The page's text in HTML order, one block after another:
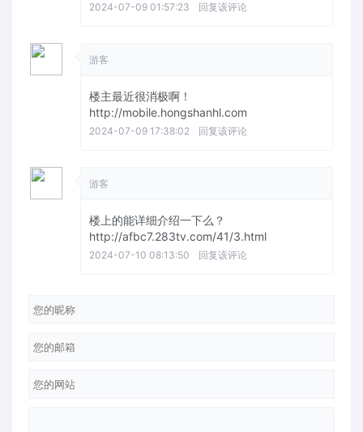
2024-07-09 01:57:23 回复该评论
游客
楼主最近很消极啊！
http://mobile.hongshanhl.com
2024-07-09 17:38:02 回复该评论
游客
楼上的能详细介绍一下么？
http://afbc7.283tv.com/41/3.html
2024-07-10 08:13:50 回复该评论